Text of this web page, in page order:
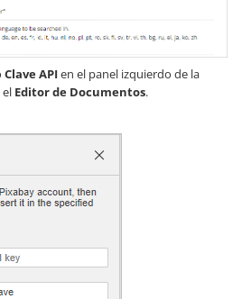
Clave APIen el panel izquierdo de la
el Editor de Documentos.